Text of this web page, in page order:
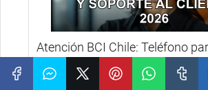
Atención BCI Chile: Teléfono
y Soporte 2026